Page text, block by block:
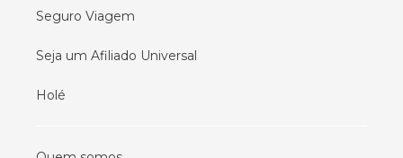
Seguro Viagem
Seja um Afiliado Universal
Holé